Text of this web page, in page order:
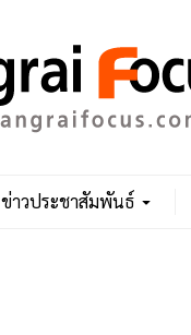
ข่าวประชาสัมพันธ์